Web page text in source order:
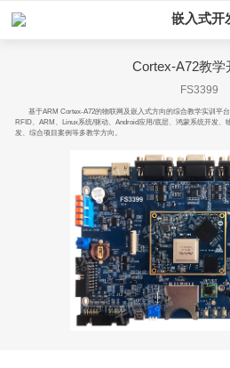
嵌入式开
Cortex-A72教学
FS3399
基于ARM Cortex-A72的物联网及嵌入式方向的综合教学实训平
RFID、ARM、Linux系统/驱动、Android应用/底层、鸿蒙系统开发
发、综合项目案例等多教学方向。